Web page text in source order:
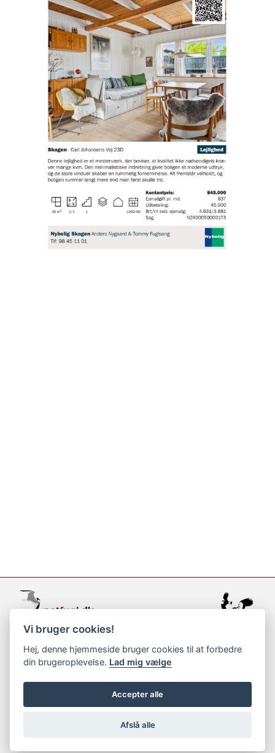
support@netfugl.dk
copyright © 2002-2023
Vi bruger cookies!
Hej, denne hjemmeside bruger cookies til at forbedre
din brugeroplevelse. Lad mig vælge
Accepter alle
Afslå alle